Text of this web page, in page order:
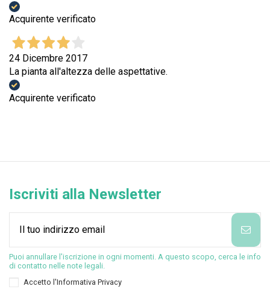
Acquirente verificato
24 Dicembre 2017
La pianta all'altezza delle aspettative.
Acquirente verificato
Iscriviti alla Newsletter
Puoi annullare l'iscrizione in ogni momenti. A questo scopo, cerca le info
di contatto nelle note legali.
Accetto l'Informativa Privacy